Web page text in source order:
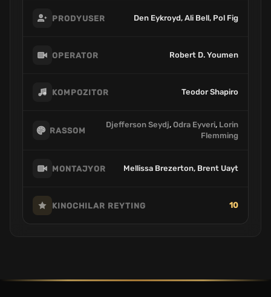
PRODYUSER Den Eykroyd, Ali Bell, Pol Fig
OPERATOR Robert D. Youmen
KOMPOZITOR Teodor Shapiro
RASSOM
Djefferson Seydj, Odra Eyveri, Lorin
Flemming
MONTAJYOR Mellissa Brezerton, Brent Uayt
KINOCHILAR REYTING 10